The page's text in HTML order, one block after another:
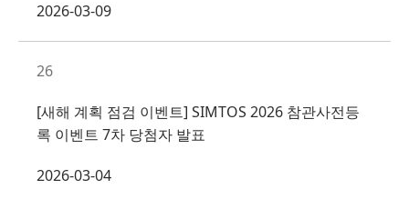
2026-03-09
26
[새해 계획 점검 이벤트] SIMTOS 2026 참관사전등
록 이벤트 7차 당첨자 발표
2026-03-04